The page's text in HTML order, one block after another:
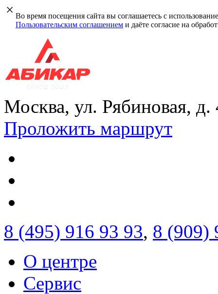
Во время посещения сайта вы соглашаетесь с
Пользовательским соглашением и даёте согласие на
Москва, ул. Рябиновая, д.
Проложить маршрут
8 (495) 916 93 93, 8 (909)
О центре
Сервис